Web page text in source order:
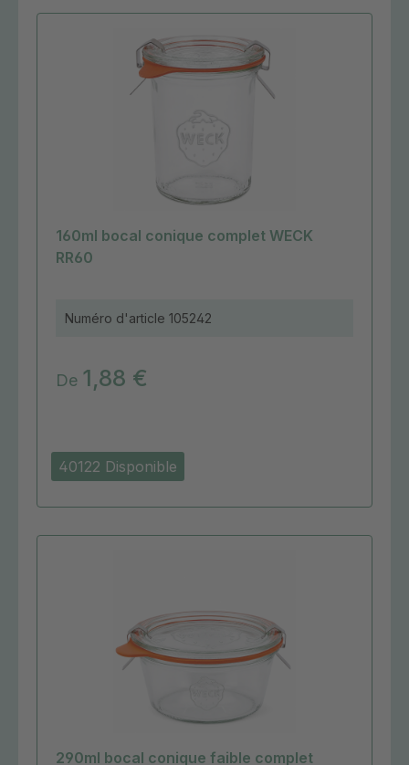
40122 Disponible
160ml bocal conique complet WECK
RR60
Numéro d'article 105242
De 1,88 €
290ml bocal conique faible complet